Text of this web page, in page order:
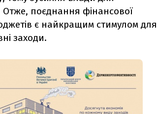
Отже, поєднання фінансової
є найкращим стимулом для
заходи.